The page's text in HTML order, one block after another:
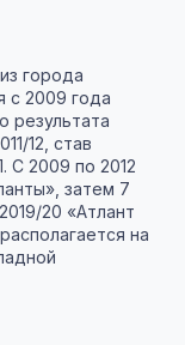
города
с 2009 года
результата
12, став
С 2009 по 2012
затем 7
20 «Атлант
на